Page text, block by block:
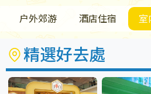
户外郊游 酒店住宿 室
精選好去處